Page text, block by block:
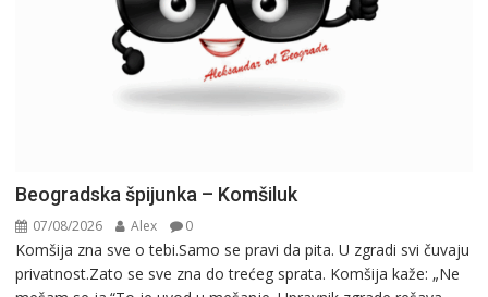
Beogradska špijunka – Komšiluk
07/08/2026 Alex 0
Komšija zna sve o tebi.Samo se pravi da pita. U zgradi svi čuvaju
privatnost.Zato se sve zna do trećeg sprata. Komšija kaže: „Ne